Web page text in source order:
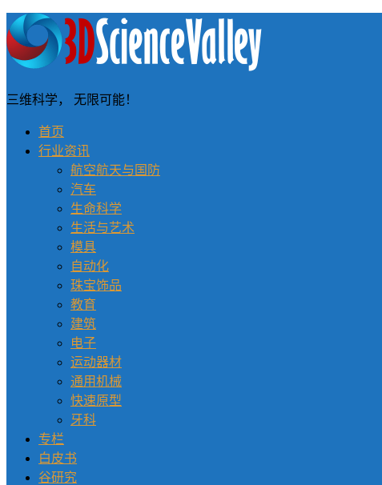
三维科学， 无限可能！
首页
行业资讯
航空航天与国防
汽车
生命科学
生活与艺术
模具
自动化
珠宝饰品
教育
建筑
电子
运动器材
通用机械
快速原型
牙科
专栏
白皮书
谷研究